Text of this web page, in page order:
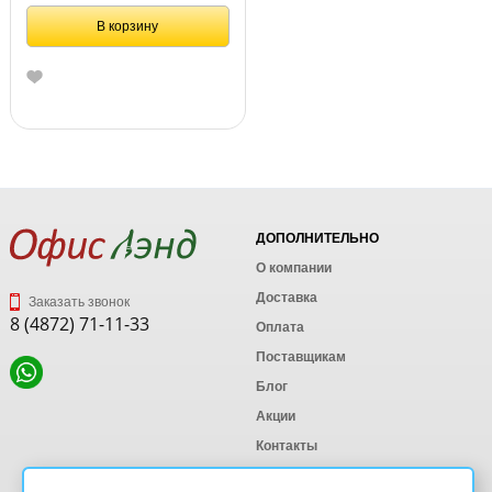
В корзину
Заказать звонок
8 (4872) 71-11-33
ДОПОЛНИТЕЛЬНО
О компании
Доставка
Оплата
Поставщикам
Блог
Акции
Контакты